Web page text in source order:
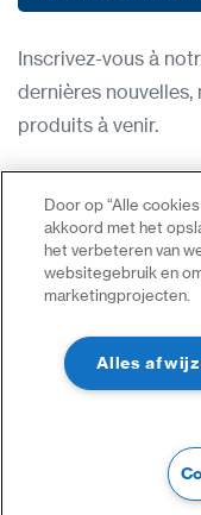
Inscrivez-vous à
dernières
produits à venir.
Condititions
Politique de
Nous contacter
Se connecter
Plan du site
©2023 Tous droits
Door op “Alle
akkoord met het
het verbeteren van
websitegebruik en
marketingprojecten.
Alles